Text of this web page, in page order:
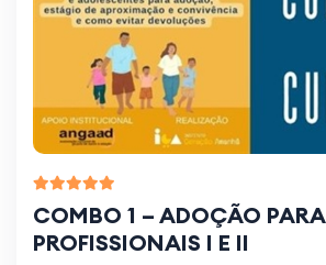
COMBO 1 – ADOÇÃO PARA
PROFISSIONAIS I E II